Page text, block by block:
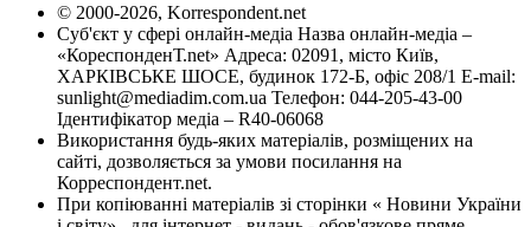
© 2000-2026, Korrespondent.net
Суб'єкт у сфері онлайн-медіа Назва онлайн-медіа –
«КореспонденТ.net» Адреса: 02091, місто Київ,
ХАРКІВСЬКЕ ШОСЕ, будинок 172-Б, офіс 208/1 E-mail:
sunlight@mediadim.com.ua Телефон: 044-205-43-00
Ідентифікатор медіа – R40-06068
Використання будь-яких матеріалів, розміщених на
сайті, дозволяється за умови посилання на
Корреспондент.net.
При копіюванні матеріалів зі сторінки « Новини України